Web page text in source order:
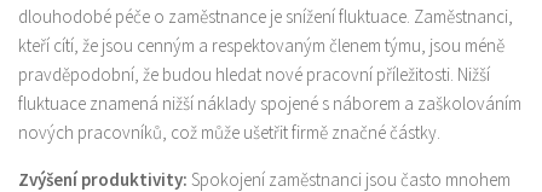
dlouhodobé péče o zaměstnance je snížení fluktuace. Zaměstnanci,
kteří cítí, že jsou cenným a respektovaným členem týmu, jsou méně
pravděpodobní, že budou hledat nové pracovní příležitosti. Nižší
fluktuace znamená nižší náklady spojené s náborem a zaškolováním
nových pracovníků, což může ušetřit firmě značné částky.
Zvýšení produktivity: Spokojení zaměstnanci jsou často mnohem